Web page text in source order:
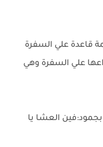
قاعدة علي السفرة
علي السفرة وهي
العشا يا